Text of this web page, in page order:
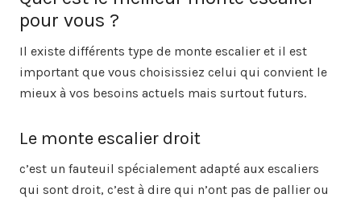
pour vous ?
Il existe différents type de monte escalier et il est
important que vous choisissiez celui qui convient le
mieux à vos besoins actuels mais surtout futurs.
Le monte escalier droit
c’est un fauteuil spécialement adapté aux escaliers
qui sont droit, c’est à dire qui n’ont pas de pallier ou